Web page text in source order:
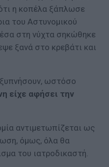
η κοπέλα ξάπλωσε
του Αστυνομικού
στη νύχτα σηκώθηκε
ξανά στο κρεβάτι και
ωστόσο
είχε αφήσει την
αντιμετωπίζεται ως
όμως, όλα θα
του ιατροδικαστή.